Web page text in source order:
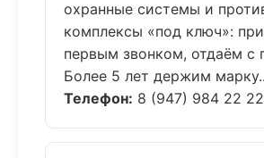
охранные системы и
комплексы «под ключ»:
первым звонком, отдаём с
Более 5 лет держим
Телефон: 8 (947) 984 22 22